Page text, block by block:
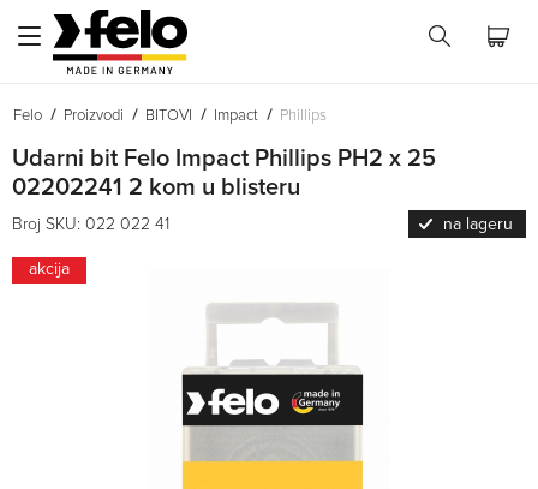
Felo Proizvodi BITOVI Impact Phillips
Udarni bit Felo Impact Phillips PH2 x 25
02202241 2 kom u blisteru
Broj SKU: 022 022 41 na lageru
akcija